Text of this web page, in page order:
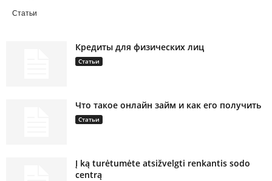
Статьи
Кредиты для физических лиц
Статьи
Что такое онлайн займ и как его получить
Статьи
Į ką turėtumėte atsižvelgti renkantis sodo
centrą